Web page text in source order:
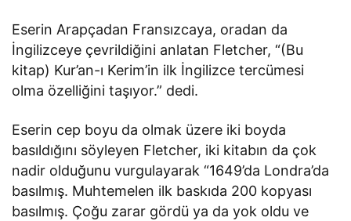
Eserin Arapçadan Fransızcaya, oradan da
İngilizceye çevrildiğini anlatan Fletcher, “(Bu
kitap) Kur’an-ı Kerim’in ilk İngilizce tercümesi
olma özelliğini taşıyor.” dedi.
Eserin cep boyu da olmak üzere iki boyda
basıldığını söyleyen Fletcher, iki kitabın da çok
nadir olduğunu vurgulayarak “1649’da Londra’da
basılmış. Muhtemelen ilk baskıda 200 kopyası
basılmış. Çoğu zarar gördü ya da yok oldu ve